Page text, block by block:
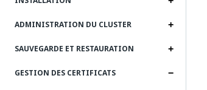
ADMINISTRATION DU CLUSTER
SAUVEGARDE ET RESTAURATION
GESTION DES CERTIFICATS